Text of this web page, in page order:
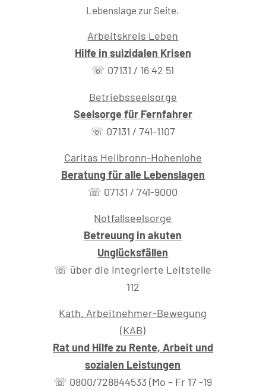
Lebenslage zur Seite.
Arbeitskreis Leben
Hilfe in suizidalen Krisen
☏ 07131 / 16 42 51
Betriebsseelsorge
Seelsorge für Fernfahrer
☏ 07131 / 741-1107
Caritas Heilbronn-Hohenlohe
Beratung für alle Lebenslagen
☏ 07131 / 741-9000
Notfallseelsorge
Betreuung in akuten
Unglücksfällen
☏ über die Integrierte Leitstelle
112
Kath. Arbeitnehmer-Bewegung
(KAB)
Rat und Hilfe zu Rente, Arbeit und
sozialen Leistungen
☏ 0800/728844533 (Mo – Fr 17 -19